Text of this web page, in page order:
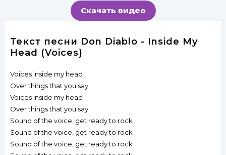
Скачать видео
Текст песни Don Diablo - Inside My
Head (Voices)
Voices inside my head
Over things that you say
Voices inside my head
Over things that you say
Sound of the voice, get ready to rock
Sound of the voice, get ready to rock
Sound of the voice, get ready to rock